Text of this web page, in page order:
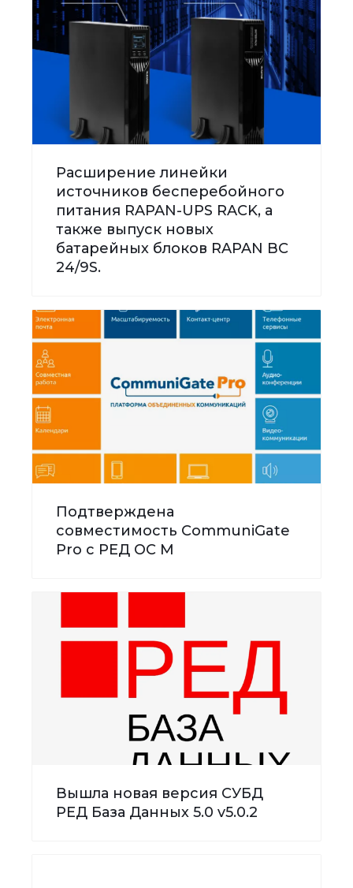
Расширение линейки
источников бесперебойного
питания RAPAN-UPS RACK, а
также выпуск новых
батарейных блоков RAPAN BC
24/9S.
Подтверждена
совместимость CommuniGate
Pro с РЕД ОС М
Вышла новая версия СУБД
РЕД База Данных 5.0 v5.0.2